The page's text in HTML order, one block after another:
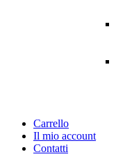
Carrello
Il mio account
Contatti